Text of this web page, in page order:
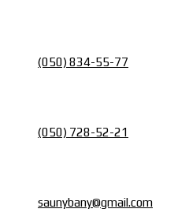
(050) 834-55-77
(050) 728-52-21
saunybany@gmail.com